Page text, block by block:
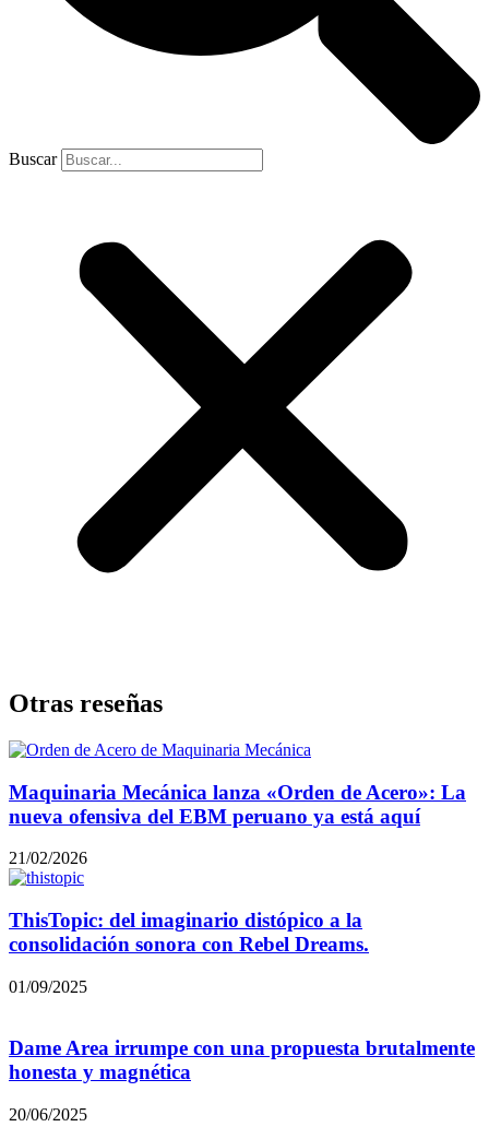
Buscar
Otras reseñas
Maquinaria Mecánica lanza «Orden de Acero»: La
nueva ofensiva del EBM peruano ya está aquí
21/02/2026
ThisTopic: del imaginario distópico a la
consolidación sonora con Rebel Dreams.
01/09/2025
Dame Area irrumpe con una propuesta brutalmente
honesta y magnética
20/06/2025